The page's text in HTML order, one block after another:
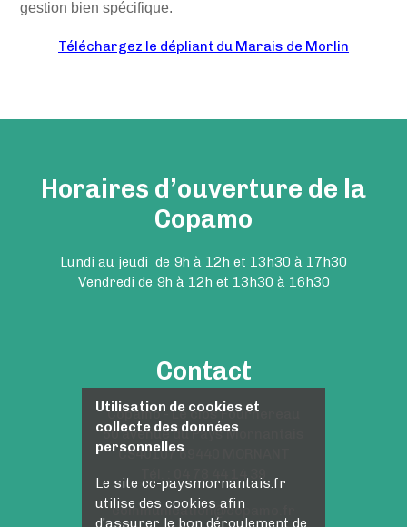
gestion bien spécifique.
Téléchargez le dépliant du Marais de Morlin
Horaires d’ouverture de la
Copamo
Lundi au jeudi de 9h à 12h et 13h30 à 17h30
Vendredi de 9h à 12h et 13h30 à 16h30
Contact
Copamo - Le clos Fournereau
50 avenue du Pays Mornantais
CS40107 69440 MORNANT
Tél. : 04 78 44 14 39
communication@copamo.fr
Utilisation de cookies et
collecte des données
personnelles
Le site cc-paysmornantais.fr
utilise des cookies afin
d'assurer le bon déroulement de